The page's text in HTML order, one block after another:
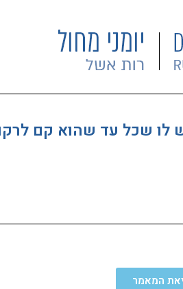
לו שכל עד שהוא קם
המאמר